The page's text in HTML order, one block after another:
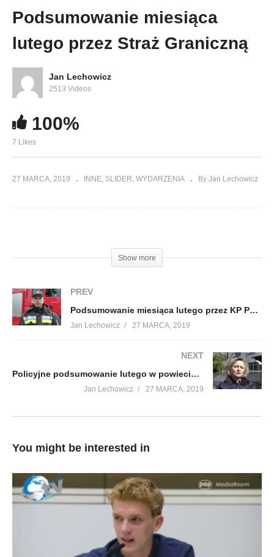
Podsumowanie miesiąca
lutego przez Straż Graniczną
Jan Lechowicz
2513 Videos
100%
7 Likes
27 MARCA, 2019 INNE SLIDER WYDARZENIA By Jan Lechowicz
Show more
PREV
Podsumowanie miesiąca lutego przez KP PSP w Lubaczowie
Jan Lechowicz 27 MARCA, 2019
NEXT
Policyjne podsumowanie lutego w powiecie lubaczowskim
Jan Lechowicz 27 MARCA, 2019
You might be interested in